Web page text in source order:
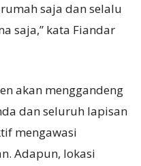
saja dan selalu
saja,” kata Fiandar
akan menggandeng
dan seluruh lapisan
mengawasi
Adapun, lokasi